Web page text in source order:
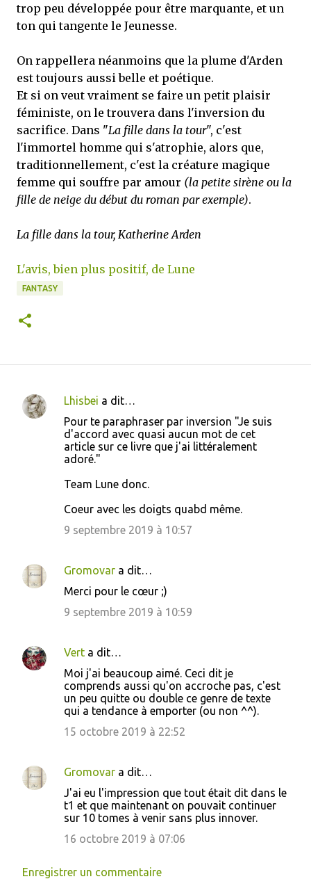
trop peu développée pour être marquante, et un
ton qui tangente le Jeunesse.
On rappellera néanmoins que la plume d'Arden
est toujours aussi belle et poétique.
Et si on veut vraiment se faire un petit plaisir
féministe, on le trouvera dans l'inversion du
sacrifice. Dans "La fille dans la tour", c'est
l'immortel homme qui s'atrophie, alors que,
traditionnellement, c'est la créature magique
femme qui souffre par amour (la petite sirène ou la
fille de neige du début du roman par exemple).
La fille dans la tour, Katherine Arden
L'avis, bien plus positif, de Lune
FANTASY
C
i
r
Lhisbei a dit…
Pour te paraphraser par inversion "Je suis
d'accord avec quasi aucun mot de cet
article sur ce livre que j'ai littéralement
adoré."
Team Lune donc.
Coeur avec les doigts quabd même.
9 septembre 2019 à 10:57
Gromovar a dit…
Merci pour le cœur ;)
9 septembre 2019 à 10:59
Vert a dit…
Moi j'ai beaucoup aimé. Ceci dit je
comprends aussi qu'on accroche pas, c'est
un peu quitte ou double ce genre de texte
qui a tendance à emporter (ou non ^^).
15 octobre 2019 à 22:52
Gromovar a dit…
J'ai eu l'impression que tout était dit dans le
t1 et que maintenant on pouvait continuer
sur 10 tomes à venir sans plus innover.
16 octobre 2019 à 07:06
Enregistrer un commentaire